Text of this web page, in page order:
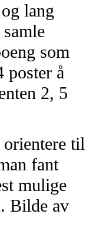
lang
som
poster å
2, 5
orientere til
fant
mulige
Bilde av